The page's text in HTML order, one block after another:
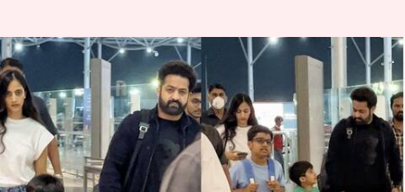
విదేశాలకు విహారానికి వెళ్తున్న ఎన్టీఆర్:
హైదరాబాద్ ఎయిర్ పోర్టులో
తళుక్కుమన్న దేవర
వ్రాసిన వారు Sriram Pranateja May 29, 2023 10:56 am